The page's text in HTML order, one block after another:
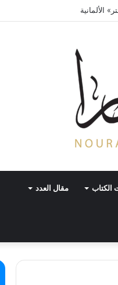
الألمانية
الكتاب مقال العدد